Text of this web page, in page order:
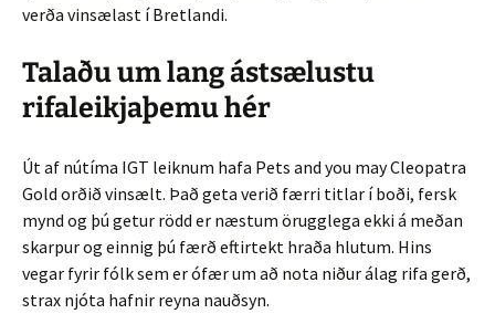
verða vinsælast í Bretlandi.
Talaðu um lang ástsælustu
rifaleikjaþemu hér
Út af nútíma IGT leiknum hafa Pets and you may Cleopatra
Gold orðið vinsælt. Það geta verið færri titlar í boði, fersk
mynd og þú getur rödd er næstum örugglega ekki á meðan
skarpur og einnig þú færð eftirtekt hraða hlutum. Hins
vegar fyrir fólk sem er ófær um að nota niður álag rifa gerð,
strax njóta hafnir reyna nauðsyn.